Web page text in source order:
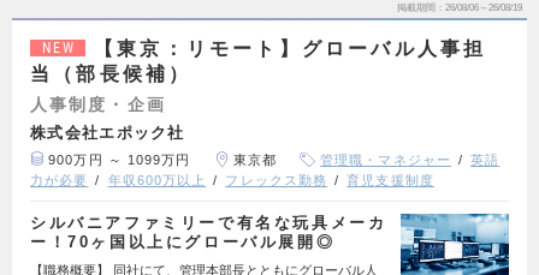
掲載期間 26/08/06～26/08/19
NEW
【東京：リモート】グローバル人事担
当（部長候補）
人事制度・企画
株式会社エポック社
900万円 ～ 1099万円 東京都 管理職・マネジャー
英語
力が必要
年収600万以上 フレックス勤務 育児支援制度
シルバニアファミリーで有名な玩具メーカ
ー！70ヶ国以上にグローバル展開◎
【職務概要】 同社にて、管理本部長とともにグローバル人